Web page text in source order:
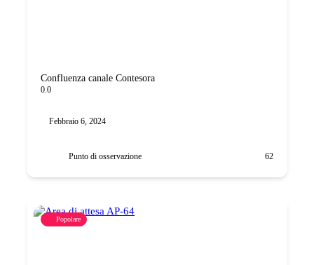
Confluenza canale Contesora
0.0
Febbraio 6, 2024
Punto di osservazione 62
Popolare